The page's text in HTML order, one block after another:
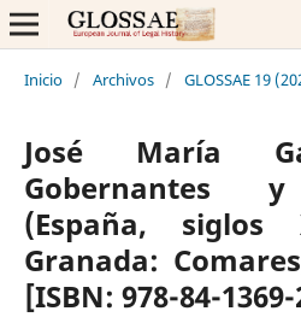
Inicio / Archivos / GLOSSAE 19
José María
Gobernantes
(España,
Granada:
[ISBN: 978-84-